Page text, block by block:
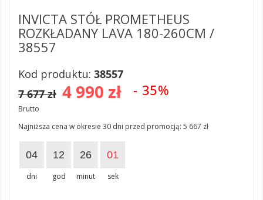
INVICTA STÓŁ PROMETHEUS
ROZKŁADANY LAVA 180-260CM /
38557
Kod produktu: 38557
4 990 zł - 35%
7 677 zł
Brutto
Najniższa cena w okresie 30 dni przed promocją: 5 667 zł
04
dni
12
god
26
minut
01
sek